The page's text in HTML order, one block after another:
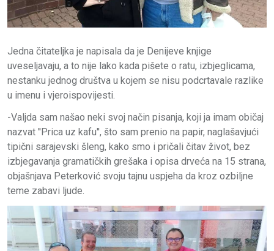
Jedna čitateljka je napisala da je Denijeve knjige
uveseljavaju, a to nije lako kada pišete o ratu, izbjeglicama,
nestanku jednog društva u kojem se nisu podcrtavale razlike
u imenu i vjeroispovijesti.
-Valjda sam našao neki svoj način pisanja, koji ja imam običaj
nazvat ''Prica uz kafu'', što sam prenio na papir, naglašavjući
tipični sarajevski šleng, kako smo i pričali čitav život, bez
izbjegavanja gramatičkih grešaka i opisa drveća na 15 strana,
objašnjava Peterković svoju tajnu uspjeha da kroz ozbiljne
teme zabavi ljude.